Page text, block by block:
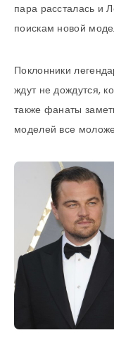
пара рассталась и
поискам новой
Поклонники
ждут не дождутся,
также фанаты
моделей все